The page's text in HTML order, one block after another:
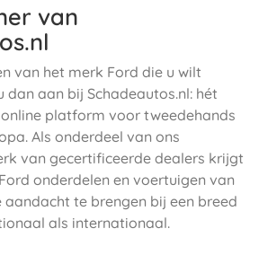
van
van het merk Ford die u wilt
dan aan bij Schadeautos.nl: hét
platform voor tweedehands
Als onderdeel van ons
van gecertificeerde dealers krijgt
onderdelen en voertuigen van
te brengen bij een breed
als internationaal.